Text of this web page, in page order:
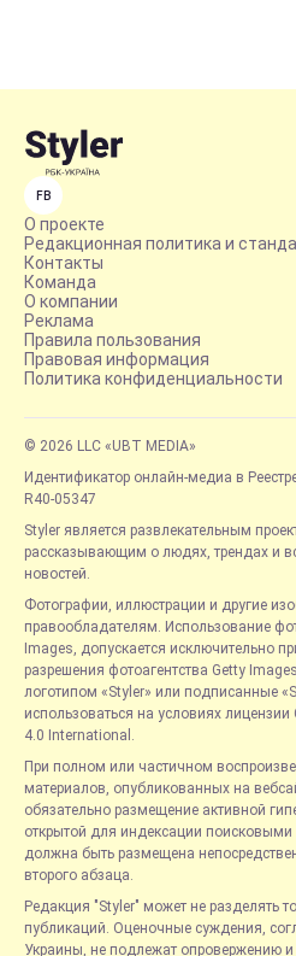
FB
О проекте
Редакционная политика и
Контакты
Команда
О компании
Реклама
Правила пользования
Правовая информация
Политика конфиденциальности
© 2026 LLC «UBT MEDIA»
Идентификатор онлайн-медиа в
R40-05347
Styler является развлекательным
рассказывающим о людях, трендах и
новостей.
Фотографии, иллюстрации и другие
правообладателям. Использование
Images, допускается исключительно
разрешения фотоагентства Getty
логотипом «Styler» или подписанные
использоваться на условиях
4.0 International.
При полном или частичном
материалов, опубликованных на
обязательно размещение активной
открытой для индексации
должна быть размещена
второго абзаца.
Редакция "Styler" может не разделять
публикаций. Оценочные суждения,
Украины, не подлежат опровержению